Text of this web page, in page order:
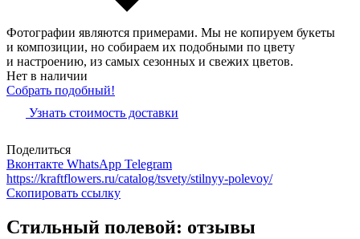
Фотографии являются примерами. Мы не копируем букеты
и композиции, но собираем их подобными по цвету
и настроению, из самых сезонных и свежих цветов.
Нет в наличии
Собрать подобный!
Узнать стоимость доставки
Поделиться
Вконтакте WhatsApp Telegram
https://kraftflowers.ru/catalog/tsvety/stilnyy-polevoy/
Скопировать ссылку
Стильный полевой: отзывы